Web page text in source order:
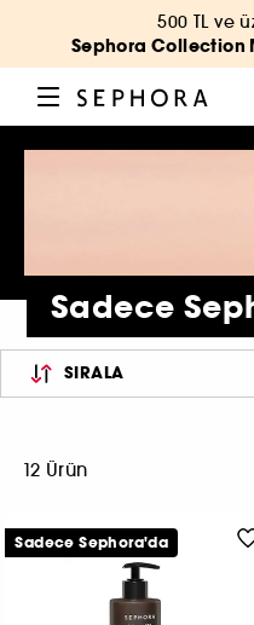
500 TL ve
Sephora Collection
Sadece
SIRALA
12 Ürün
Sadece Sephora'da